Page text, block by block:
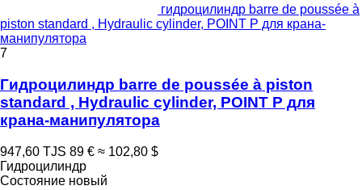
гидроцилиндр barre de poussée à
piston standard , Hydraulic cylinder, POINT P для крана-
манипулятора
7
Гидроцилиндр barre de poussée à piston
standard , Hydraulic cylinder, POINT P для
крана-манипулятора
947,60 TJS 89 € ≈ 102,80 $
Гидроцилиндр
Состояние новый